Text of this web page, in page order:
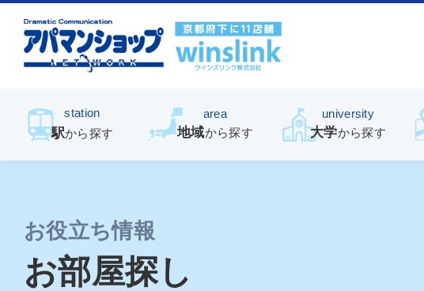
station
駅から探す
area
地域から探す
university
大学から探す
お役立ち情報
お部屋探し